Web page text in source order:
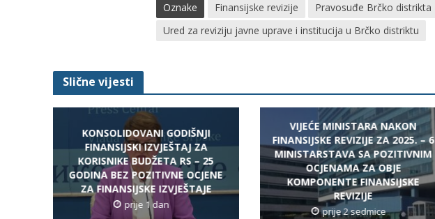
Oznake Finansijske revizije
Pravosuđe Brčko distrikta
Ured za reviziju javne uprave i institucija u Brčko distriktu
Slične vijesti
KONSOLIDOVANI GODIŠNJI
FINANSIJSKI IZVJEŠTAJ ZA
KORISNIKE BUDŽETA RS – 25
GODINA BEZ POZITIVNE OCJENE
ZA FINANSIJSKE IZVJEŠTAJE
prije 1 dan
VIJEĆE MINISTARA NAKON
FINANSIJSKE REVIZIJE ZA 2025. – 6
MINISTARSTAVA SA POZITIVNIM
OCJENAMA ZA OBJE
KOMPONENTE FINANSIJSKE
REVIZIJE
prije 2 sedmice